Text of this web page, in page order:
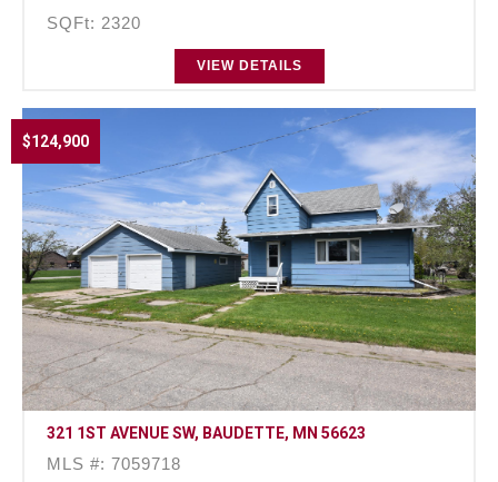
SQFt: 2320
VIEW DETAILS
$124,900
321 1ST AVENUE SW, BAUDETTE, MN 56623
MLS #: 7059718